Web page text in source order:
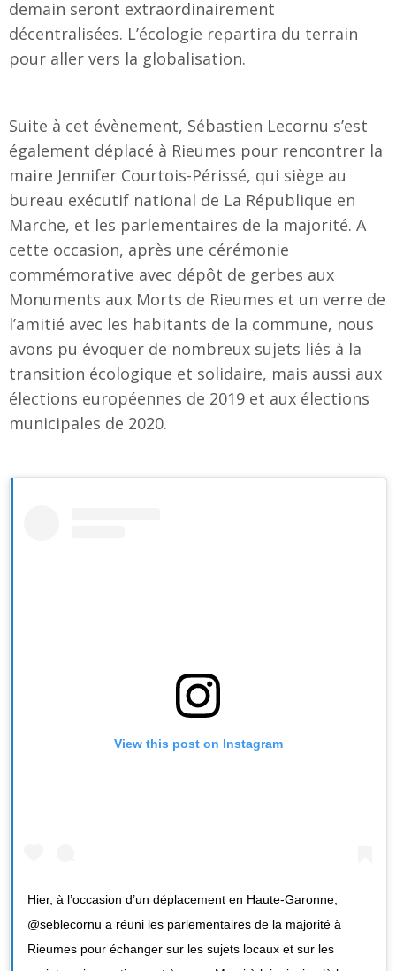
demain seront extraordinairement
décentralisées. L’écologie repartira du terrain
pour aller vers la globalisation.
Suite à cet évènement, Sébastien Lecornu s’est
également déplacé à Rieumes pour rencontrer la
maire Jennifer Courtois-Périssé, qui siège au
bureau exécutif national de La République en
Marche, et les parlementaires de la majorité. A
cette occasion, après une cérémonie
commémorative avec dépôt de gerbes aux
Monuments aux Morts de Rieumes et un verre de
l’amitié avec les habitants de la commune, nous
avons pu évoquer de nombreux sujets liés à la
transition écologique et solidaire, mais aussi aux
élections européennes de 2019 et aux élections
municipales de 2020.
View this post on Instagram
Hier, à l’occasion d’un déplacement en Haute-Garonne,
@seblecornu a réuni les parlementaires de la majorité à
Rieumes pour échanger sur les sujets locaux et sur les